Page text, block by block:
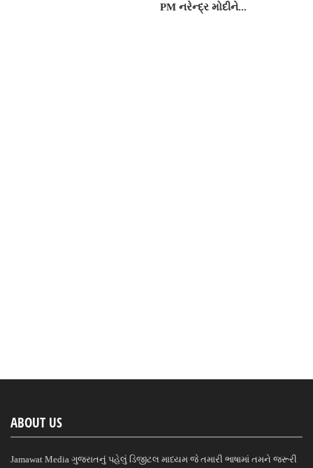
PM નરેન્દ્ર મોદીને...
ABOUT US
Jamawat Media ગુજરાતનું પહેલું ડિજીટલ માધ્યમ જે તમારી ભાષામાં તમને જરૂરી